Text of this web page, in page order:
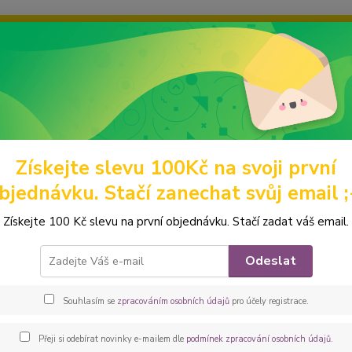
grafiku? Mám jich mnohem víc – napište mi a společně
Hledat
Domácí mazlíčci Obaly na očkovací průkazy s obrázkem
- obal na očkovák -
rohů
Získejte slevu 100Kč na svoji první
Stačí zanechat svůj email
Získejte 100 Kč slevu na první objednávku. Stačí zadat váš email.
Odeslat
Souhlasím se zpracováním osobních údajůpro účely registrace.
Přeji si odebírat novinky e-mailem dle podmínek zpracování osobních údajů.